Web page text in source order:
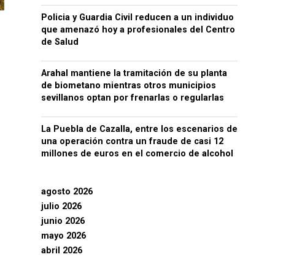
Policia y Guardia Civil reducen a un individuo
que amenazó hoy a profesionales del Centro
de Salud
Arahal mantiene la tramitación de su planta
de biometano mientras otros municipios
sevillanos optan por frenarlas o regularlas
La Puebla de Cazalla, entre los escenarios de
una operación contra un fraude de casi 12
millones de euros en el comercio de alcohol
agosto 2026
julio 2026
junio 2026
mayo 2026
abril 2026